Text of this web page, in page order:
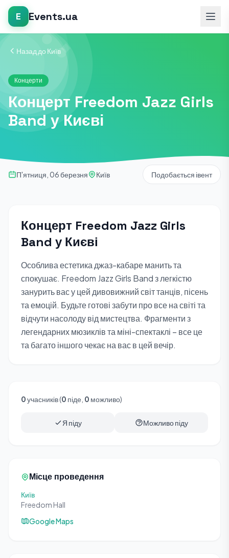
E Events.ua
Назад до Київ
Концерти
Концерт Freedom Jazz Girls
Band у Києві
П'ятниця, 06 березня Київ Подобається івент
Концерт Freedom Jazz Girls
Band у Києві
Особлива естетика джаз-кабаре манить та
спокушає. Freedom Jazz Girls Band з легкістю
занурить вас у цей дивовижний світ танців, пісень
та емоцій. Будьте готові забути про все на світі та
відчути насолоду від мистецтва. Фрагменти з
легендарних мюзиклів та міні-спектаклі – все це
та багато іншого чекає на вас в цей вечір.
0учасників (0 піде, 0 можливо)
Я піду Можливо піду
Місце проведення
Київ
Freedom Hall
Google Maps